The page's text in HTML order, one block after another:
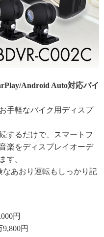
Android Auto対応バイ
手軽なバイク用ディスプ
するだけで、スマートフ
楽をディスプレイオーデ
す。
あおり運転もしっかり記
円
円